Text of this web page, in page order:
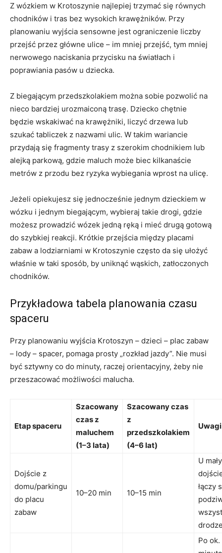
Z wózkiem w Krotoszynie najlepiej trzymać się równych
chodników i tras bez wysokich krawężników. Przy
planowaniu wyjścia sensowne jest ograniczenie liczby
przejść przez główne ulice – im mniej przejść, tym mniej
nerwowego naciskania przycisku na światłach i
poprawiania pasów u dziecka.
Z biegającym przedszkolakiem można sobie pozwolić na
nieco bardziej urozmaiconą trasę. Dziecko chętnie
będzie wskakiwać na krawężniki, liczyć drzewa lub
szukać tabliczek z nazwami ulic. W takim wariancie
przydają się fragmenty trasy z szerokim chodnikiem lub
alejką parkową, gdzie maluch może biec kilkanaście
metrów z przodu bez ryzyka wybiegania wprost na ulicę.
Jeżeli opiekujesz się jednocześnie jednym dzieckiem w
wózku i jednym biegającym, wybieraj takie drogi, gdzie
możesz prowadzić wózek jedną ręką i mieć drugą gotową
do szybkiej reakcji. Krótkie przejścia między placami
zabaw a lodziarniami w Krotoszynie często da się ułożyć
właśnie w taki sposób, by uniknąć wąskich, zatłoczonych
chodników.
Przykładowa tabela planowania czasu
spaceru
Przy planowaniu wyjścia Krotoszyn – dzieci – plac zabaw
– lody – spacer, pomaga prosty „rozkład jazdy”. Nie musi
być sztywny co do minuty, raczej orientacyjny, żeby nie
przeszacować możliwości malucha.
Etap spaceru
Szacowany
czas z
maluchem
(1–3 lata)
Szacowany czas
z
przedszkolakiem
(4–6 lat)
Dojście z
domu/parkingu
do placu
zabaw
10–20 min 10–15 min
U
łączy
Po ok.